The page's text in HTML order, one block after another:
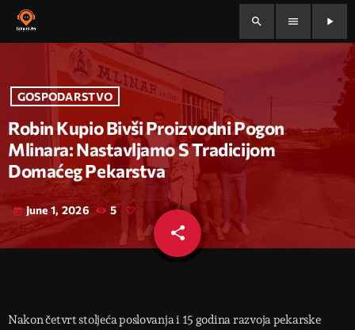
search menu play_arrow
GOSPODARSTVO
Robin Kupio Bivši Proizvodni Pogon
Mlinara: Nastavljamo S Tradicijom
Domaćeg Pekarstva
today June 1, 2026 5
share
email
Nakon četvrt stoljeća poslovanja i 15 godina razvoja pekarske